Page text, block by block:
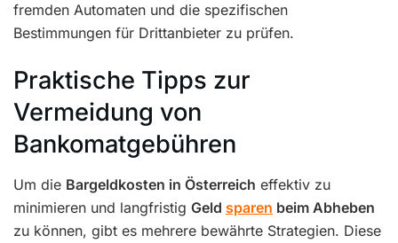
fremden Automaten und die spezifischen
Bestimmungen für Drittanbieter zu prüfen.
Praktische Tipps zur
Vermeidung von
Bankomatgebühren
Um die Bargeldkosten in Österreich effektiv zu
minimieren und langfristig Geld sparen beim Abheben
zu können, gibt es mehrere bewährte Strategien. Diese